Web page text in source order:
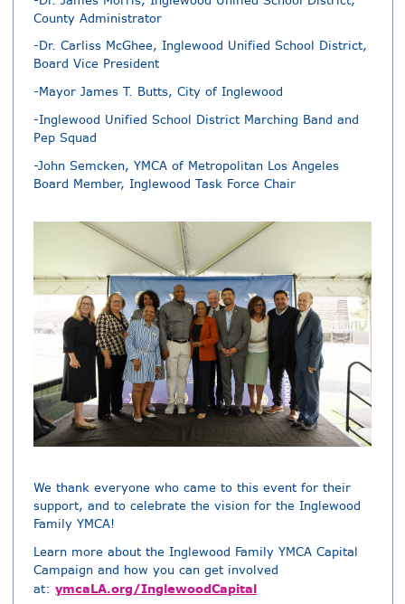
County Administrator
-Dr. Carliss McGhee, Inglewood Unified School District,
Board Vice President
-Mayor James T. Butts, City of Inglewood
-Inglewood Unified School District Marching Band and
Pep Squad
-John Semcken, YMCA of Metropolitan Los Angeles
Board Member, Inglewood Task Force Chair
We thank everyone who came to this event for their
support, and to celebrate the vision for the Inglewood
Family YMCA!
Learn more about the Inglewood Family YMCA Capital
Campaign and how you can get involved
at: ymcaLA.org/InglewoodCapital